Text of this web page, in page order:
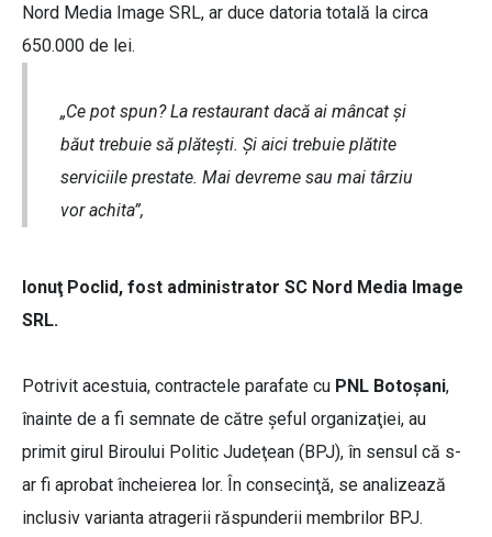
Nord Media Image SRL, ar duce datoria totală la circa
650.000 de lei.
„Ce pot spun? La restaurant dacă ai mâncat şi
băut trebuie să plăteşti. Şi aici trebuie plătite
serviciile prestate. Mai devreme sau mai târziu
vor achita”,
Ionuţ Poclid, fost administrator SC Nord Media Image
SRL.
Potrivit acestuia, contractele parafate cu PNL Botoşani,
înainte de a fi semnate de către şeful organizaţiei, au
primit girul Biroului Politic Judeţean (BPJ), în sensul că s-
ar fi aprobat încheierea lor. În consecinţă, se analizează
inclusiv varianta atragerii răspunderii membrilor BPJ.